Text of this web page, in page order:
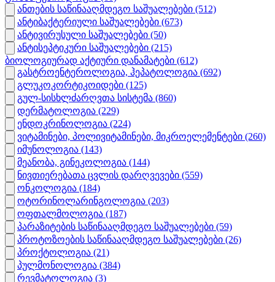
ანთების საწინააღმდეგო საშუალებები (512)
ანტიბაქტერიული საშუალებები (673)
ანტივირუსული საშუალებები (50)
ანტისეპტიკური საშუალებები (215)
ბიოლოგიურად აქტიური დანამატები (612)
გასტროენტეროლოგია, ჰეპატოლოგია (692)
გლუკოკორტიკოიდები (125)
გულ-სისხლძარღვთა სისტემა (860)
დერმატოლოგია (229)
ენდოკრინოლოგია (224)
ვიტამინები, პოლივიტამინები, მიკროელემენტები (260)
იმუნოლოგია (143)
მეანობა, გინეკოლოგია (144)
ნივთიერებათა ცვლის დარღვევები (559)
ონკოლოგია (184)
ოტორინოლარინგოლოგია (203)
ოფთალმოლოგია (187)
პარაზიტების საწინააღმდეგო საშუალებები (59)
პროტოზოების საწინააღმდეგო საშუალებები (26)
პროქტოლოგია (21)
პულმონოლოგია (384)
რევმატოლოგია (3)